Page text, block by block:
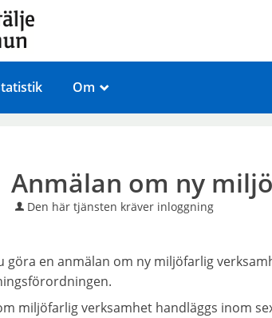
Om _
Anmälan om ny
Den här tjänsten kräver inloggning
göra en anmälan om ny miljöfarlig
miljöfarlig verksamhet handläggs inom